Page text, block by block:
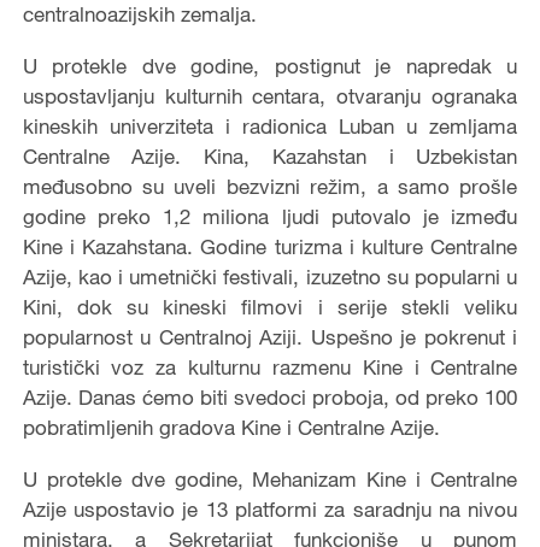
centralnoazijskih zemalja.
U protekle dve godine, postignut je napredak u
uspostavljanju kulturnih centara, otvaranju ogranaka
kineskih univerziteta i radionica Luban u zemljama
Centralne Azije. Kina, Kazahstan i Uzbekistan
međusobno su uveli bezvizni režim, a samo prošle
godine preko 1,2 miliona ljudi putovalo je između
Kine i Kazahstana. Godine turizma i kulture Centralne
Azije, kao i umetnički festivali, izuzetno su popularni u
Kini, dok su kineski filmovi i serije stekli veliku
popularnost u Centralnoj Aziji. Uspešno je pokrenut i
turistički voz za kulturnu razmenu Kine i Centralne
Azije. Danas ćemo biti svedoci proboja, od preko 100
pobratimljenih gradova Kine i Centralne Azije.
U protekle dve godine, Mehanizam Kine i Centralne
Azije uspostavio je 13 platformi za saradnju na nivou
ministara, a Sekretarijat funkcioniše u punom